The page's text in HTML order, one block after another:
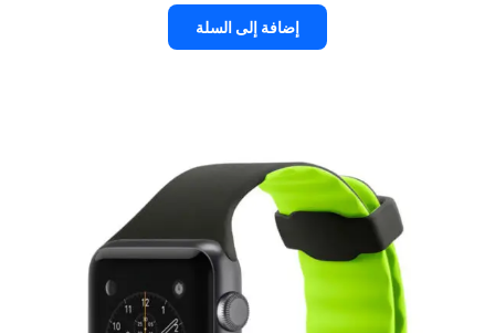
إضافة إلى السلة